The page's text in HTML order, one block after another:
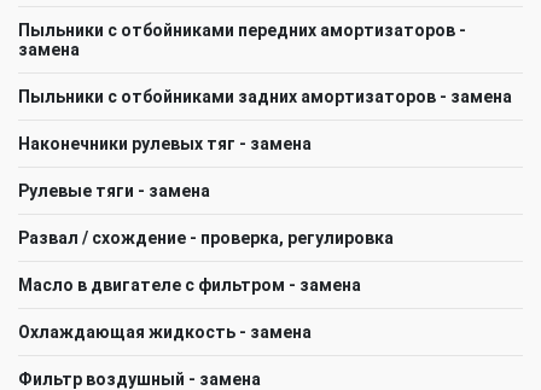
Пыльники с отбойниками передних амортизаторов -
замена
Пыльники с отбойниками задних амортизаторов - замена
Наконечники рулевых тяг - замена
Рулевые тяги - замена
Развал / схождение - проверка, регулировка
Масло в двигателе с фильтром - замена
Охлаждающая жидкость - замена
Фильтр воздушный - замена